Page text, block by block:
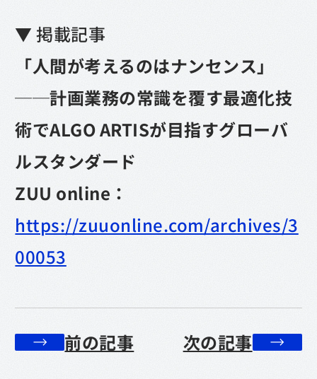
▼ 掲載記事
「人間が考えるのはナンセンス」
──計画業務の常識を覆す最適化技
術でALGO ARTISが目指すグローバ
ルスタンダード
ZUU online：
https://zuuonline.com/archives/3
00053
前の記事 次の記事